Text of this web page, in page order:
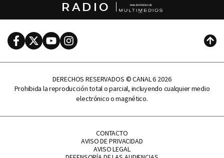
RADIO
FacebookTwitterYoutubeInstagram
DERECHOS RESERVADOS © CANAL 6 2026
Prohibida la reproducción total o parcial, incluyendo cualquier medio
electrónico o magnético.
CONTACTO
AVISO DE PRIVACIDAD
AVISO LEGAL